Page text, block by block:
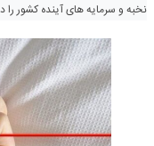
نخبه و سرمایه های آینده کشور